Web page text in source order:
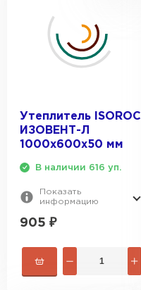
Утеплитель ISOROC
ИЗОВЕНТ-Л
1000х600х50 мм
В наличии 616 уп.
Показать
информацию
905 ₽